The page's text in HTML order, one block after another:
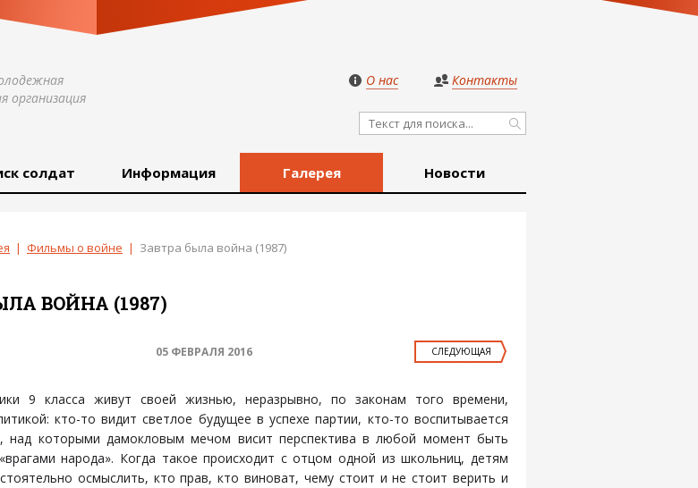
организация
О нас Контакты
солдат Информация Галерея Новости
| Фильмы о войне | Завтра была война (1987)
ВОЙНА (1987)
СЛЕДУЮЩАЯ
05 ФЕВРАЛЯ 2016
9 класса живут своей жизнью, неразрывно, по законам того времени,
кто-то видит светлое будущее в успехе партии, кто-то воспитывается
над которыми дамокловым мечом висит перспектива в любой момент быть
народа». Когда такое происходит с отцом одной из школьниц, детям
осмыслить, кто прав, кто виноват, чему стоит и не стоит верить и